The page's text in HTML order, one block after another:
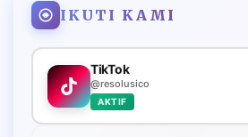
IKUTI KAMI
TikTok
@resolusico
AKTIF